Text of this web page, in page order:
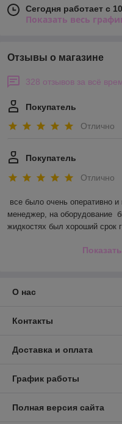
Сегодня работает с
Показать весь
Отзывы о магазине
328 отзывов за всё
Покупатель
Отлично
Покупатель
Отлично
все было очень оперативно
менеджер, на оборудование
жидкостях был хороший срок
О нас
Контакты
Доставка и оплата
График работы
Полная версия сайта